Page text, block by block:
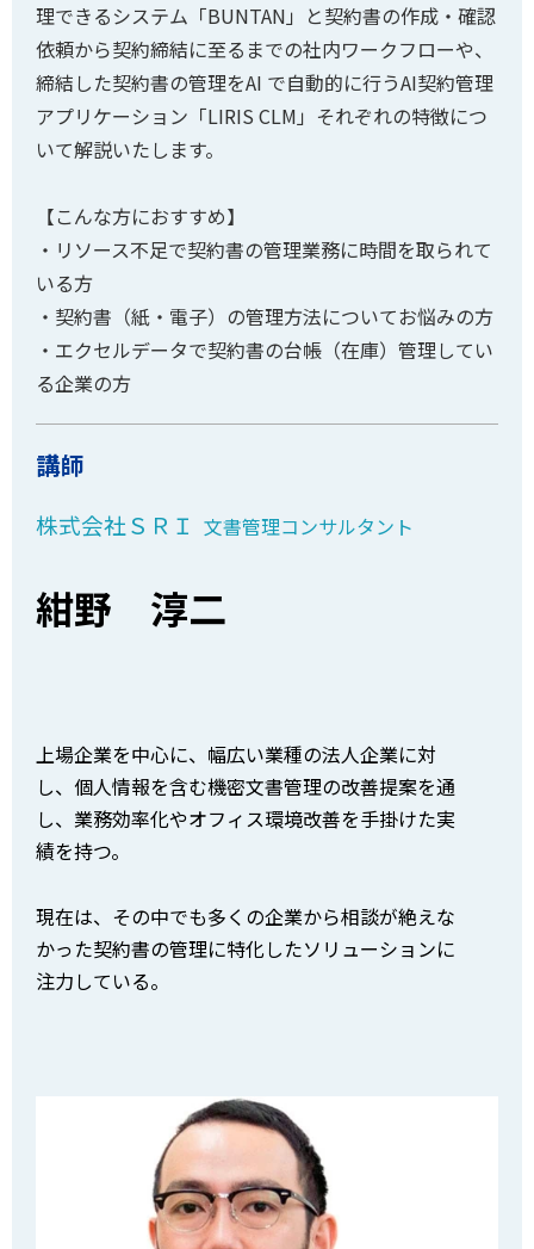
理できるシステム「BUNTAN」と契約書の作成・確認
依頼から契約締結に至るまでの社内ワークフローや、
締結した契約書の管理をAI で自動的に行うAI契約管理
アプリケーション「LIRIS CLM」それぞれの特徴につ
いて解説いたします。
【こんな方におすすめ】
・リソース不足で契約書の管理業務に時間を取られて
いる方
・契約書（紙・電子）の管理方法についてお悩みの方
・エクセルデータで契約書の台帳（在庫）管理してい
る企業の方
講師
株式会社ＳＲＩ 文書管理コンサルタント
紺野 淳二
上場企業を中心に、幅広い業種の法人企業に対
し、個人情報を含む機密文書管理の改善提案を通
し、業務効率化やオフィス環境改善を手掛けた実
績を持つ。
現在は、その中でも多くの企業から相談が絶えな
かった契約書の管理に特化したソリューションに
注力している。